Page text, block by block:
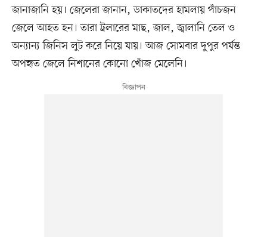
জানাজানি হয়। জেলেরা জানান, ডাকাতদের হামলায় পাঁচজন
জেলে আহত হন। তারা ট্রলারের মাছ, জাল, জ্বালানি তেল ও
অন্যান্য জিনিস লুট করে নিয়ে যায়। আজ সোমবার দুপুর পর্যন্ত
অপহৃত জেলে নিশানের কোনো খোঁজ মেলেনি।